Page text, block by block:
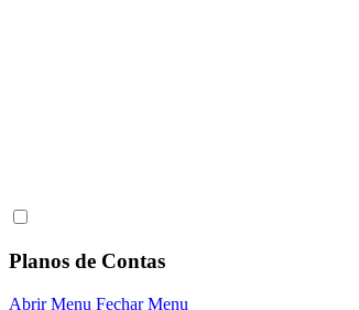
Planos de Contas
Abrir Menu Fechar Menu